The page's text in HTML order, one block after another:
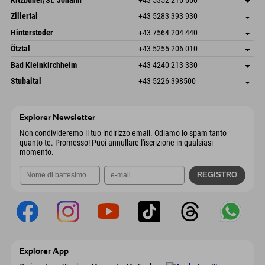
6793 Gaschurn/Montafon
Austria
Informazioni sull'arrivo
Prenotazione
Speckbacherstraße 87
Austria
Salva indirizzo
Prenotazione
Zillertal +43 5283 393 930
Schmiedau 2
6272 Kaltenbach im Zillertal
Austria
Salva indirizzo
Informazioni sull'arrivo
Prenotazione
Hinterstoder +43 7564 204 440
Freizeitpark 10
Austria
Salva indirizzo
Prenotazione
Ötztal +43 5255 206 010
Gscheat 14
6441 Umhausen
Austria
Salva indirizzo
Informazioni sull'arrivo
Prenotazione
Bad Kleinkirchheim +43 4240 213 330
Dorfstraße 24
Salva indirizzo
Stubaital +43 5226 398500
Explorer Newsletter
Non condivideremo il tuo indirizzo email. Odiamo lo spam tanto
quanto te. Promesso! Puoi annullare l'iscrizione in qualsiasi
momento.
Explorer App